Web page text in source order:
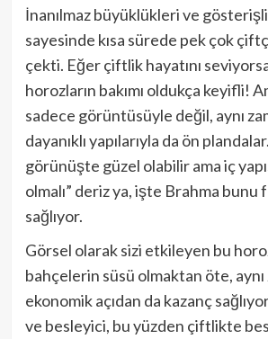
İnanılmaz büyüklükleri ve gösterişli
sayesinde kısa sürede pek çok
çekti. Eğer çiftlik hayatını
horozların bakımı oldukça keyifli!
sadece görüntüsüyle değil, aynı
dayanıklı yapılarıyla da ön
görünüşte güzel olabilir ama iç
olmalı” deriz ya, işte Brahma bunu
sağlıyor.
Görsel olarak sizi etkileyen bu
bahçelerin süsü olmaktan öte, aynı
ekonomik açıdan da kazanç
ve besleyici, bu yüzden çiftlikte